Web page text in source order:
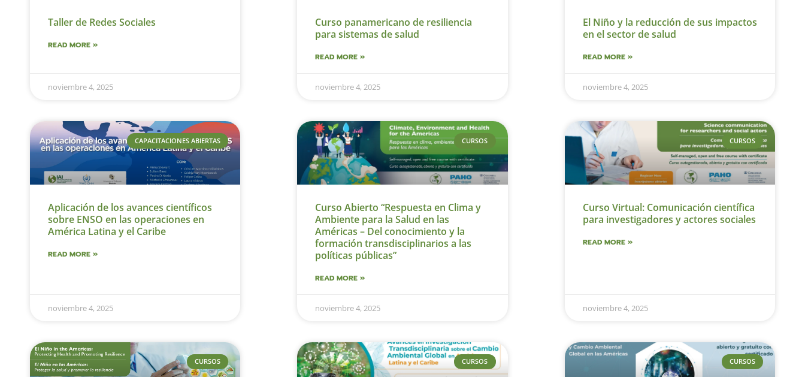
Taller de Redes Sociales
READ MORE »
noviembre 4, 2025
Curso panamericano de resiliencia
para sistemas de salud
READ MORE »
noviembre 4, 2025
El Niño y la reducción de sus impactos
en el sector de salud
READ MORE »
noviembre 4, 2025
CAPACITACIONES ABIERTAS
Aplicación de los avances científicos
sobre ENSO en las operaciones en
América Latina y el Caribe
READ MORE »
noviembre 4, 2025
CURSOS
Curso Abierto “Respuesta en Clima y
Ambiente para la Salud en las
Américas – Del conocimiento y la
formación transdisciplinarios a las
políticas públicas”
READ MORE »
noviembre 4, 2025
CURSOS
Curso Virtual: Comunicación científica
para investigadores y actores sociales
READ MORE »
noviembre 4, 2025
CURSOS CURSOS CURSOS